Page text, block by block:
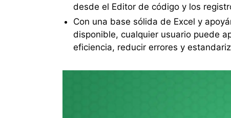
desde el Editor de código y los
Con una base sólida de Excel y
disponible, cualquier usuario puede
eficiencia, reducir errores y